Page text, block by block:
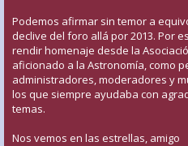
Podemos afirmar sin temor a
declive del foro allá por 2013. Por
rendir homenaje desde la
aficionado a la Astronomía, como
administradores, moderadores y
los que siempre ayudaba con
temas.
Nos vemos en las estrellas, amigo